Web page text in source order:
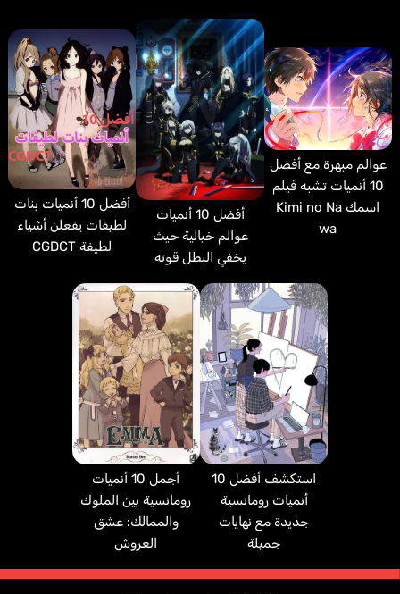
عوالم مبهرة مع أفضل
10 أنميات تشبه فيلم
اسمك Kimi no Na
wa
أفضل 10 أنميات
عوالم خيالية حيث
يخفي البطل قوته
أفضل 10 أنميات بنات
لطيفات يفعلن أشياء
لطيفة CGDCT
استكشف أفضل 10
أنميات رومانسية
جديدة مع نهايات
جميلة
أجمل 10 أنميات
رومانسية بين الملوك
والممالك: عشق
العروش